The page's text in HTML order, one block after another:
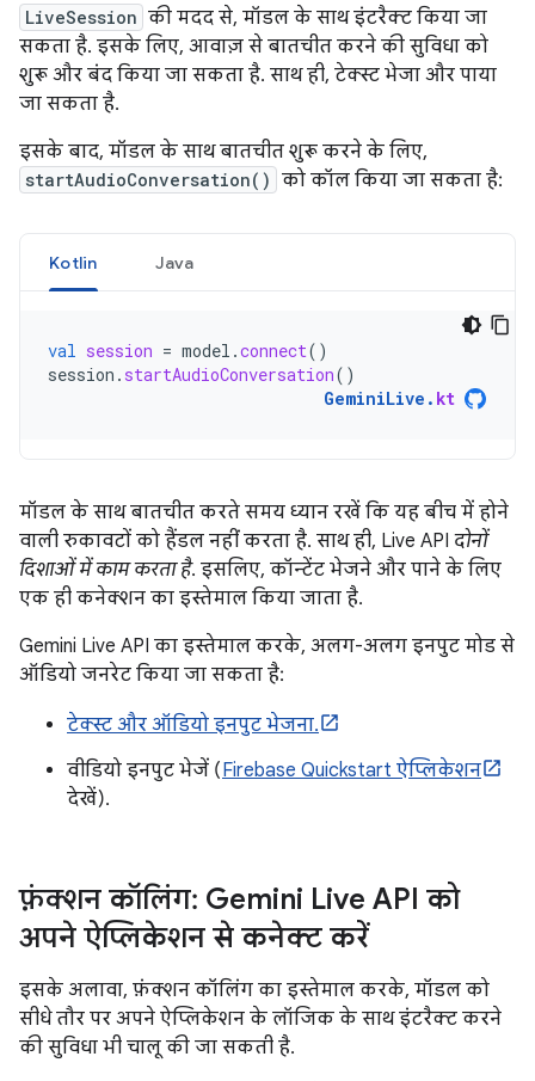
LiveSession की मदद से, मॉडल के साथ इंटरैक्ट किया जा
सकता है. इसके लिए, आवाज़ से बातचीत करने की सुविधा को
शुरू और बंद किया जा सकता है. साथ ही, टेक्स्ट भेजा और पाया
जा सकता है.
इसके बाद, मॉडल के साथ बातचीत शुरू करने के लिए,
startAudioConversation() को कॉल किया जा सकता है:
Kotlin Java
val session = model .connect()
session . startAudioConversation()
GeminiLive . kt
मॉडल के साथ बातचीत करते समय ध्यान रखें कि यह बीच में होने
वाली रुकावटों को हैंडल नहीं करता है. साथ ही, Live API दोनों
दिशाओं में काम करता है. इसलिए, कॉन्टेंट भेजने और पाने के लिए
एक ही कनेक्शन का इस्तेमाल किया जाता है.
Gemini Live API का इस्तेमाल करके, अलग-अलग इनपुट मोड से
ऑडियो जनरेट किया जा सकता है:
टेक्स्ट और ऑडियो इनपुट भेजना.
वीडियो इनपुट भेजें (Firebase Quickstart ऐप्लिकेशन
देखें).
फ़ंक्शन कॉलिंग: Gemini Live API को
अपने ऐप्लिकेशन से कनेक्ट करें
इसके अलावा, फ़ंक्शन कॉलिंग का इस्तेमाल करके, मॉडल को
सीधे तौर पर अपने ऐप्लिकेशन के लॉजिक के साथ इंटरैक्ट करने
की सुविधा भी चालू की जा सकती है.